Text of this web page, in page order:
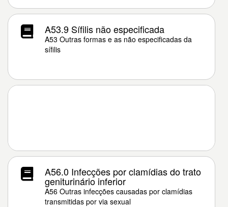
A53.9 Sífilis não especificada
A53 Outras formas e as não especificadas da
sífilis
A56.0 Infecções por clamídias do trato
geniturinário inferior
A56 Outras infecções causadas por clamídias
transmitidas por via sexual